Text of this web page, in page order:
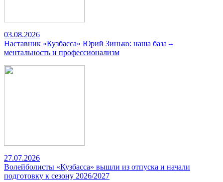
03.08.2026
Наставник «Кузбасса» Юрий Зинько: наша база –
ментальность и профессионализм
27.07.2026
Волейболисты «Кузбасса» вышли из отпуска и начали
подготовку к сезону 2026/2027